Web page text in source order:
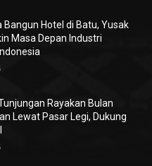
Bangun Hotel di Batu, Yusak
Masa Depan Industri
Rayakan Bulan
Lewat Pasar Legi, Dukung